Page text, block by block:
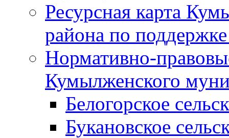
Ресурсная карта
района по
Нормативно-
Кумылженского
Белогорское
Букановское